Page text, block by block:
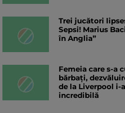
Trei jucători
Sepsi! Marius
în Anglia”
Femeia care s-a
bărbați,
de la Liverpool i-
incredibilă